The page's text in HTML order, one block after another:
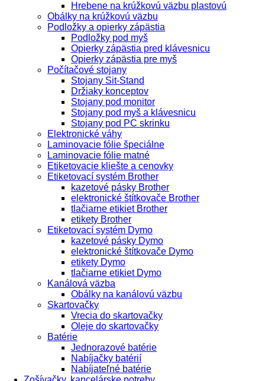
Hrebene na krúžkovú väzbu plastovú
Obálky na krúžkovú väzbu
Podložky a opierky zápästia
Podložky pod myš
Opierky zápästia pred klávesnicu
Opierky zápästia pre myš
Počítačové stojany
Stojany Sit-Stand
Držiaky konceptov
Stojany pod monitor
Stojany pod myš a klávesnicu
Stojany pod PC skrinku
Elektronické váhy
Laminovacie fólie špeciálne
Laminovacie fólie matné
Etiketovacie kliešte a cenovky
Etiketovací systém Brother
kazetové pásky Brother
elektronické štítkovače Brother
tlačiarne etikiet Brother
etikety Brother
Etiketovací systém Dymo
kazetové pásky Dymo
elektronické štítkovače Dymo
etikety Dymo
tlačiarne etikiet Dymo
Kanálová väzba
Obálky na kanálovú väzbu
Skartovačky
Vrecia do skartovačky
Oleje do skartovačky
Batérie
Jednorazové batérie
Nabíjačky batérií
Nabíjateľné batérie